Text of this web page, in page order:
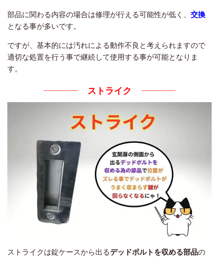
部品に関わる内容の場合は修理が行える可能性が低く、 交換
となる事が多いです。
ですが、基本的には汚れによる動作不良と考えられますので
適切な処置を行う事で継続して使用する事が可能となりま
す。
ストライク
ストライクは錠ケースから出るデッドボルトを収める部品の